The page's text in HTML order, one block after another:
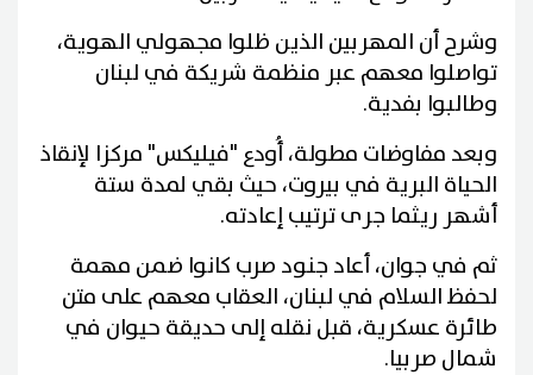
وشرح أن المهربين الذين ظلوا مجهولي الهوية،
تواصلوا معهم عبر منظمة شريكة في لبنان
وطالبوا بفدية.
وبعد مفاوضات مطولة، أُودع "فيليكس" مركزا لإنقاذ
الحياة البرية في بيروت، حيث بقي لمدة ستة
أشهر ريثما جرى ترتيب إعادته.
ثم في جوان، أعاد جنود صرب كانوا ضمن مهمة
لحفظ السلام في لبنان، العقاب معهم على متن
طائرة عسكرية، قبل نقله إلى حديقة حيوان في
شمال صربيا.